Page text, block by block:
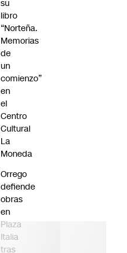
su
libro
“Norteña.
Memorias
de
un
comienzo”
en
el
Centro
Cultural
La
Moneda
Orrego
defiende
obras
en
Plaza
Italia
tras